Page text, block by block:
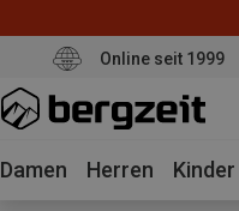
Online seit 1999
Damen Herren Kinder